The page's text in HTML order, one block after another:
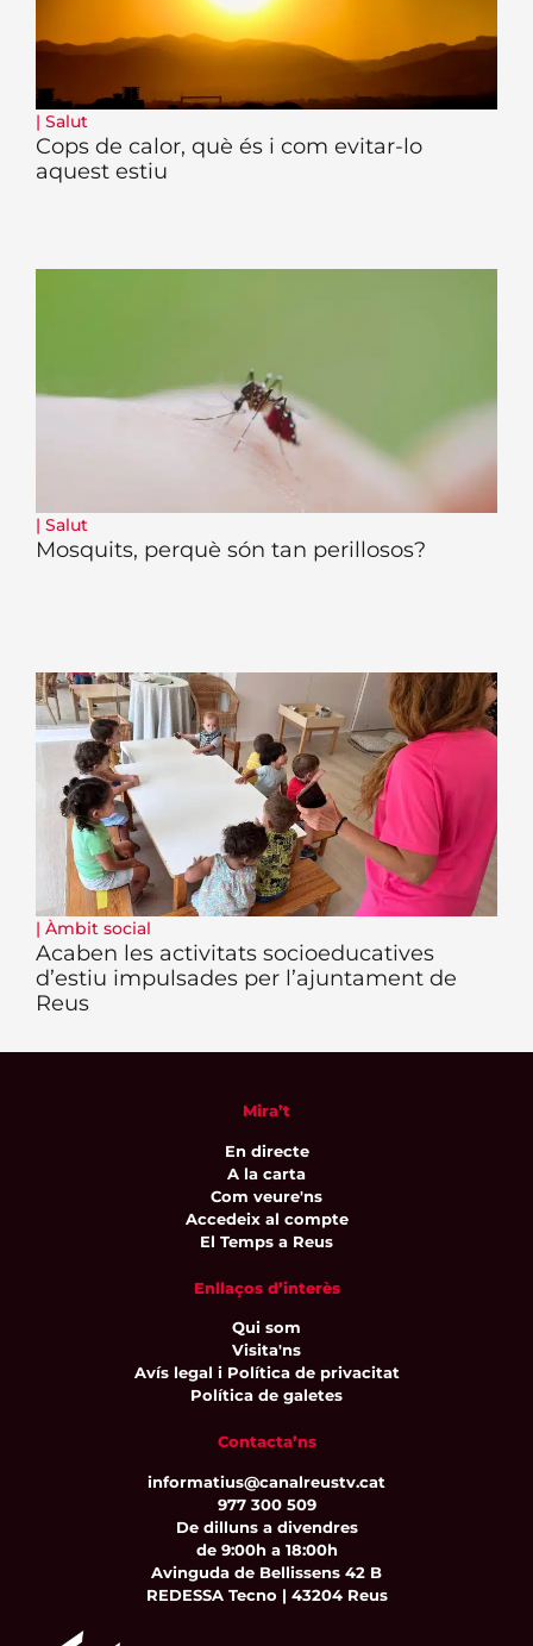
| Salut
Cops de calor, què és i com evitar-lo
aquest estiu
| Salut
Mosquits, perquè són tan perillosos?
| Àmbit social
Acaben les activitats socioeducatives
d’estiu impulsades per l’ajuntament de
Reus
Mira’t
En directe
A la carta
Com veure'ns
Accedeix al compte
El Temps a Reus
Enllaços d’interès
Qui som
Visita'ns
Avís legal i Política de privacitat
Política de galetes
Contacta’ns
informatius@canalreustv.cat
977 300 509
De dilluns a divendres
de 9:00h a 18:00h
Avinguda de Bellissens 42 B
REDESSA Tecno | 43204 Reus